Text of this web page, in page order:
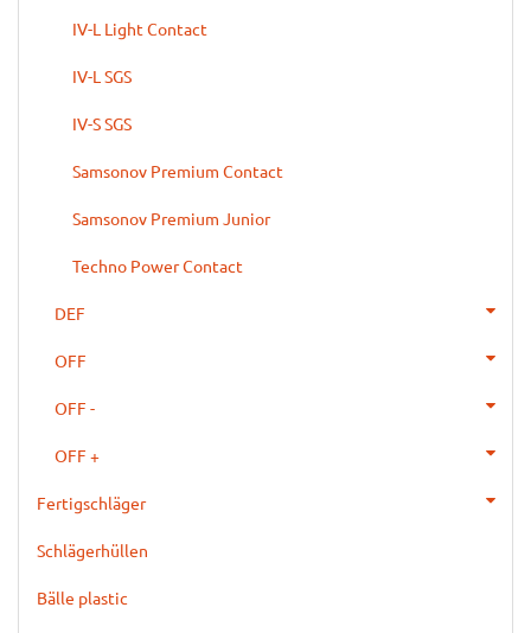
IV-L Light Contact
IV-L SGS
IV-S SGS
Samsonov Premium Contact
Samsonov Premium Junior
Techno Power Contact
DEF
OFF
OFF -
OFF +
Fertigschläger
Schlägerhüllen
Bälle plastic